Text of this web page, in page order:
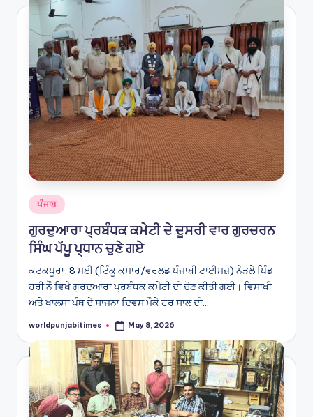
Posted
in
ਪੰਜਾਬ
ਗੁਰਦੁਆਰਾ ਪ੍ਰਬੰਧਕ ਕਮੇਟੀ ਦੇ ਦੂਸਰੀ ਵਾਰ ਗੁਰਚਰਨ
ਸਿੰਘ ਪੱਪੂ ਪ੍ਧਾਨ ਚੁਣੇ ਗਏ
ਕੋਟਕਪੂਰਾ, 8 ਮਈ (ਟਿੰਕੂ ਕੁਮਾਰ/ਵਰਲਡ ਪੰਜਾਬੀ ਟਾਈਮਜ਼) ਨੇੜਲੇ ਪਿੰਡ
ਹਰੀ ਨੌ ਵਿਖੇ ਗੁਰਦੁਆਰਾ ਪ੍ਰਬੰਧਕ ਕਮੇਟੀ ਦੀ ਚੋਣ ਕੀਤੀ ਗਈ। ਵਿਸਾਖੀ
ਅਤੇ ਖਾਲਸਾ ਪੰਥ ਦੇ ਸਾਜਨਾ ਦਿਵਸ ਮੌਕੇ ਹਰ ਸਾਲ ਦੀ…
Posted
worldpunjabitimes May 8, 2026